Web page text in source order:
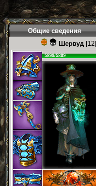
Общие сведения
Шервуд[12]
5899/5899